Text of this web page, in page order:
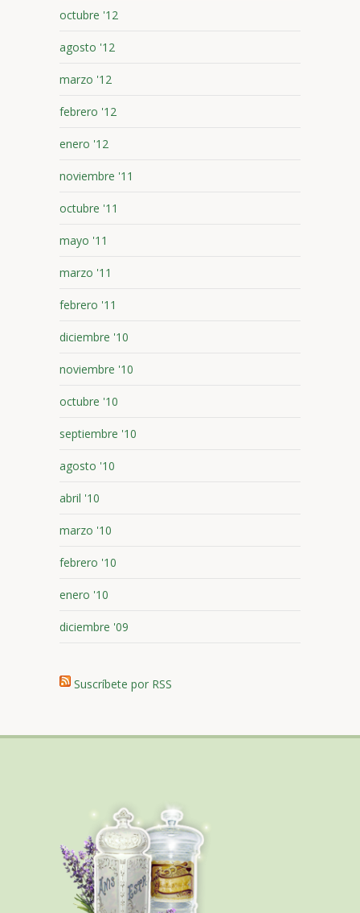
octubre '12
agosto '12
marzo '12
febrero '12
enero '12
noviembre '11
octubre '11
mayo '11
marzo '11
febrero '11
diciembre '10
noviembre '10
octubre '10
septiembre '10
agosto '10
abril '10
marzo '10
febrero '10
enero '10
diciembre '09
Suscríbete por RSS